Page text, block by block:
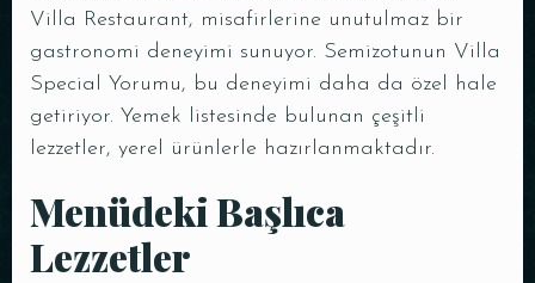
Villa Restaurant, misafirlerine unutulmaz bir
gastronomi deneyimi sunuyor. Semizotunun Villa
Special Yorumu, bu deneyimi daha da özel hale
getiriyor. Yemek listesinde bulunan çeşitli
lezzetler, yerel ürünlerle hazırlanmaktadır.
Menüdeki Başlıca
Lezzetler